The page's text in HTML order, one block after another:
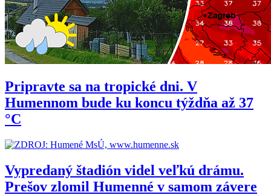
Pripravte sa na tropické dni. V
Humennom bude ku koncu týždňa až 37
°C
Vypredaný štadión videl veľkú drámu.
Prešov zlomil Humenné v samom závere